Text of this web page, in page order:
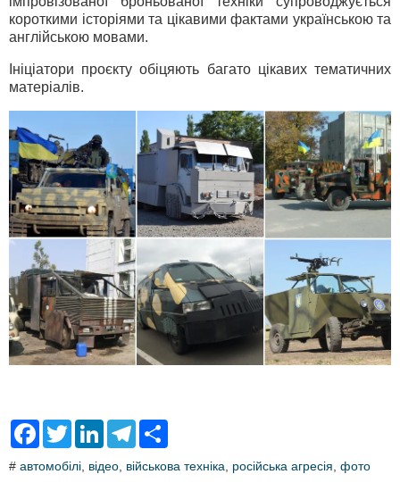
короткими історіями та цікавими фактами українською та
англійською мовами.
Ініціатори проєкту обіцяють багато цікавих тематичних
матеріалів.
F
e
T
t
L
k
T
e
r
# автомобілі відео військова техніка російська агресія фото